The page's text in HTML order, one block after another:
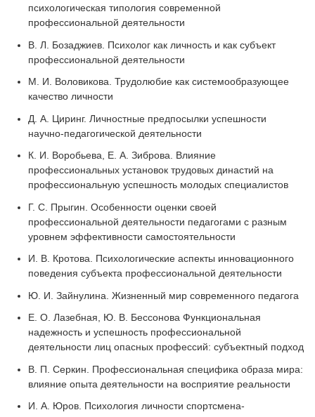
психологическая типология современной
профессиональной деятельности
В. Л. Бозаджиев. Психолог как личность и как субъект
профессиональной деятельности
М. И. Воловикова. Трудолюбие как системообразующее
качество личности
Д. А. Циринг. Личностные предпосылки успешности
научно-педагогической деятельности
К. И. Воробьева, Е. А. Зиброва. Влияние
профессиональных установок трудовых династий на
профессиональную успешность молодых специалистов
Г. С. Прыгин. Особенности оценки своей
профессиональной деятельности педагогами с разным
уровнем эффективности самостоятельности
И. В. Кротова. Психологические аспекты инновационного
поведения субъекта профессиональной деятельности
Ю. И. Зайнулина. Жизненный мир современного педагога
Е. О. Лазебная, Ю. В. Бессонова Функциональная
надежность и успешность профессиональной
деятельности лиц опасных профессий: субъектный подход
В. П. Серкин. Профессиональная специфика образа мира:
влияние опыта деятельности на восприятие реальности
И. А. Юров. Психология личности спортсмена-